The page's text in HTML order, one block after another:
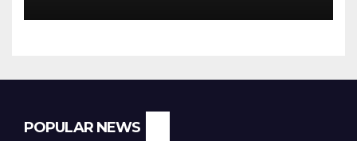
POPULAR NEWS